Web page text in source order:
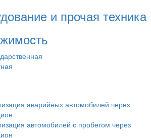
и прочая техника
аварийных автомобилей через
автомобилей с пробегом через